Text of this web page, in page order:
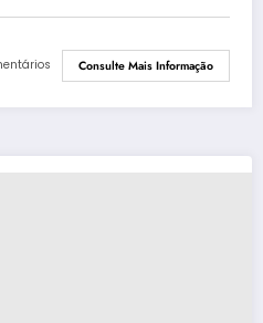
Consulte Mais Informação